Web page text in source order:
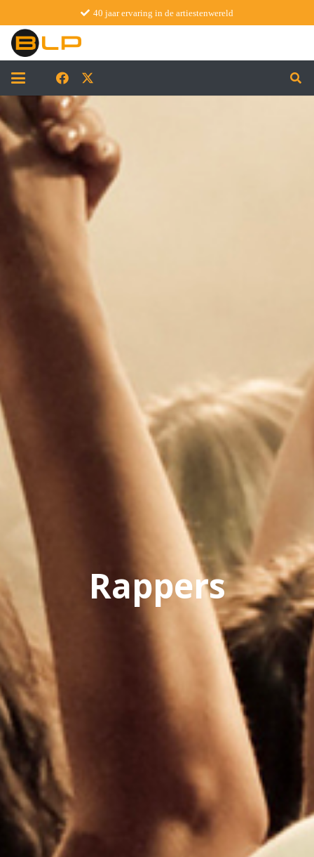
40 jaar ervaring in de artiestenwereld
Rappers